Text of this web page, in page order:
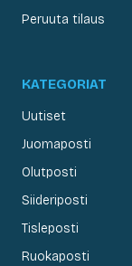
Peruuta tilaus
KATEGORIAT
Uutiset
Juomaposti
Olutposti
Siideriposti
Tisleposti
Ruokaposti